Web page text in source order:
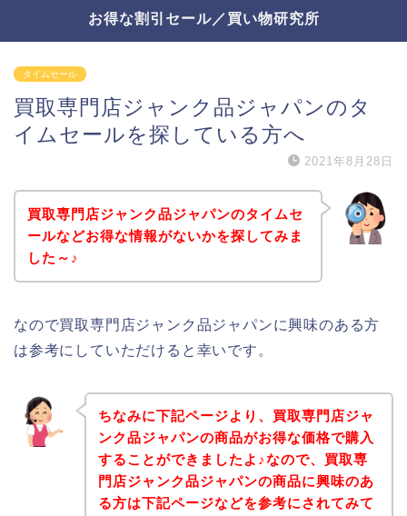
お得な割引セール／買い物研究所
タイムセール
買取専門店ジャンク品ジャパンのタ
イムセールを探している方へ
2021年8月28日
買取専門店ジャンク品ジャパンのタイムセ
ールなどお得な情報がないかを探してみま
した～♪
なので買取専門店ジャンク品ジャパンに興味のある方
は参考にしていただけると幸いです。
ちなみに下記ページより、買取専門店ジャ
ンク品ジャパンの商品がお得な価格で購入
することができましたよ♪なので、買取専
門店ジャンク品ジャパンの商品に興味のあ
る方は下記ページなどを参考にされてみて